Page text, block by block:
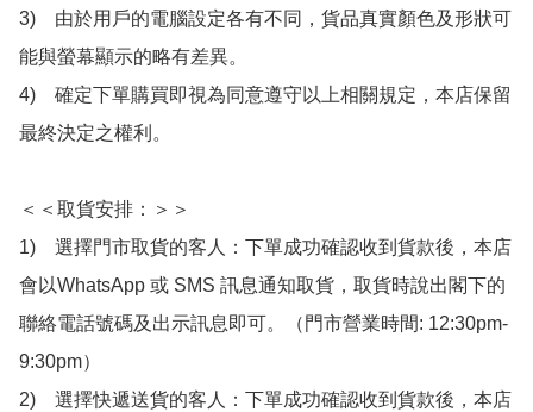
3)　由於用戶的電腦設定各有不同，貨品真實顏色及形狀可
能與螢幕顯示的略有差異。
4)　確定下單購買即視為同意遵守以上相關規定，本店保留
最終決定之權利。
＜＜取貨安排：＞＞
1)　選擇門市取貨的客人：下單成功確認收到貨款後，本店
會以WhatsApp 或 SMS 訊息通知取貨，取貨時說出閣下的
聯絡電話號碼及出示訊息即可。（門市營業時間: 12:30pm-
9:30pm）
2)　選擇快遞送貨的客人：下單成功確認收到貨款後，本店